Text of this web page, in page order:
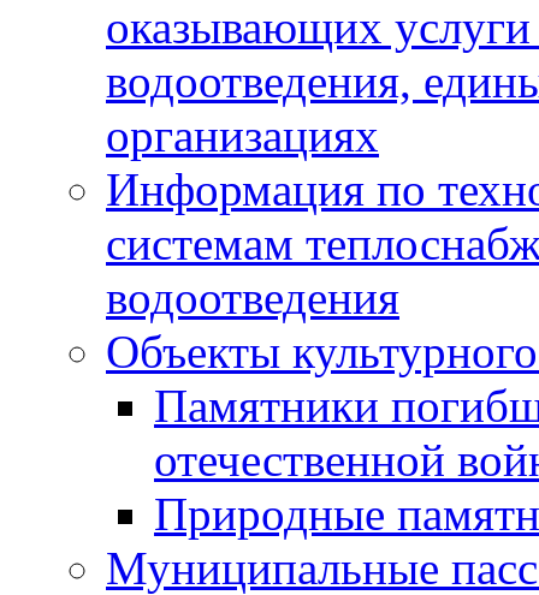
оказывающих
водоотведения,
организациях
Информация по
системам
водоотведения
Объекты
Памятники
отечественной
Природные
Муниципальные